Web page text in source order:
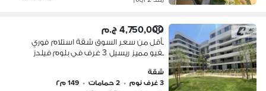
4,750,000 ج.م
بأقل من سعر السوق شقة استلام فوري
بفيو مميز ريسيل 3 غرف في بلوم فيلدز
مدينتي وسراي للبيع
شقة
3 غرف نوم
• 2 حمامات • 149 م٢